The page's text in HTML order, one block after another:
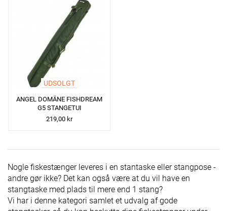
UDSOLGT
ANGEL DOMÄNE FISHDREAM
G5 STANGETUI
219,00 kr
Nogle fiskestænger leveres i en stantaske eller stangpose -
andre gør ikke? Det kan også være at du vil have en
stangtaske med plads til mere end 1 stang?
Vi har i denne kategori samlet et udvalg af gode